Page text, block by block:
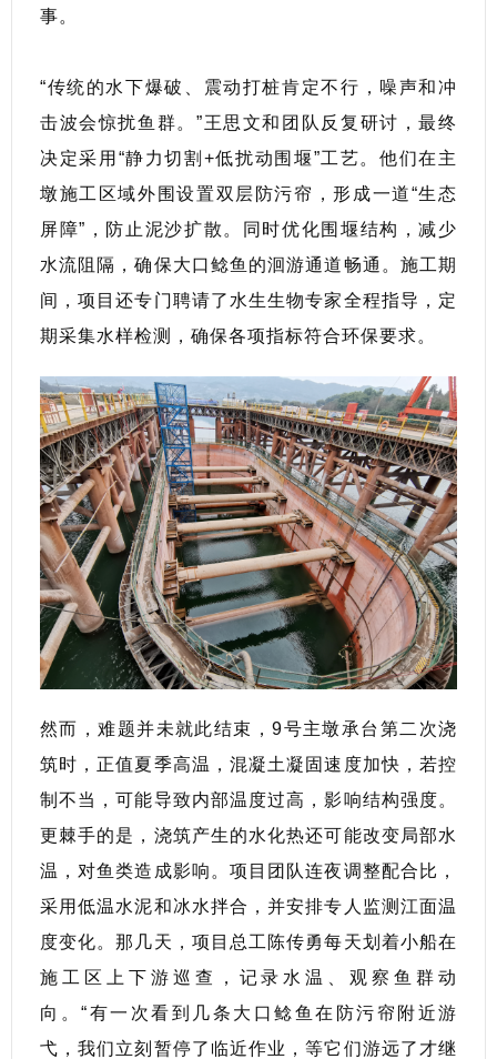
事。
“传统的水下爆破、震动打桩肯定不行，噪声和冲
击波会惊扰鱼群。”王思文和团队反复研讨，最终
决定采用“静力切割+低扰动围堰”工艺。他们在主
墩施工区域外围设置双层防污帘，形成一道“生态
屏障”，防止泥沙扩散。同时优化围堰结构，减少
水流阻隔，确保大口鲶鱼的洄游通道畅通。施工期
间，项目还专门聘请了水生生物专家全程指导，定
期采集水样检测，确保各项指标符合环保要求。
然而，难题并未就此结束，9号主墩承台第二次浇
筑时，正值夏季高温，混凝土凝固速度加快，若控
制不当，可能导致内部温度过高，影响结构强度。
更棘手的是，浇筑产生的水化热还可能改变局部水
温，对鱼类造成影响。项目团队连夜调整配合比，
采用低温水泥和冰水拌合，并安排专人监测江面温
度变化。那几天，项目总工陈传勇每天划着小船在
施工区上下游巡查，记录水温、观察鱼群动
向。“有一次看到几条大口鲶鱼在防污帘附近游
弋，我们立刻暂停了临近作业，等它们游远了才继